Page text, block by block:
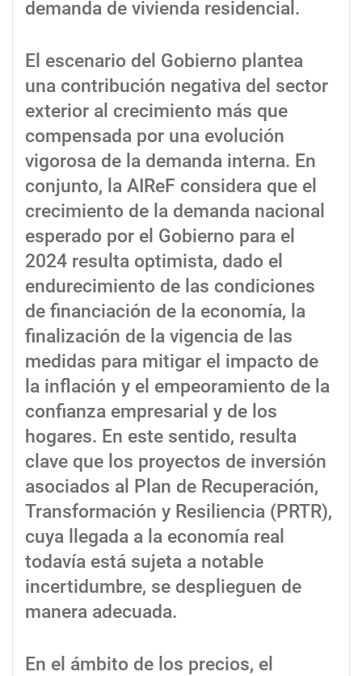
demanda de vivienda residencial.
El escenario del Gobierno plantea
una contribución negativa del sector
exterior al crecimiento más que
compensada por una evolución
vigorosa de la demanda interna. En
conjunto, la AIReF considera que el
crecimiento de la demanda nacional
esperado por el Gobierno para el
2024 resulta optimista, dado el
endurecimiento de las condiciones
de financiación de la economía, la
finalización de la vigencia de las
medidas para mitigar el impacto de
la inflación y el empeoramiento de la
confianza empresarial y de los
hogares. En este sentido, resulta
clave que los proyectos de inversión
asociados al Plan de Recuperación,
Transformación y Resiliencia (PRTR),
cuya llegada a la economía real
todavía está sujeta a notable
incertidumbre, se desplieguen de
manera adecuada.
En el ámbito de los precios, el